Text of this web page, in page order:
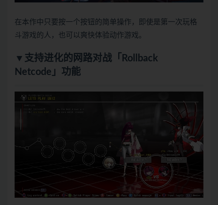
在本作中只要按一个按钮的简单操作，即使是第一次玩格
斗游戏的人，也可以爽快体验动作游戏。
▼支持进化的网路对战「Rollback
Netcode」功能